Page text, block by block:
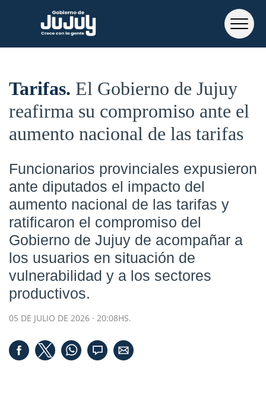
Tarifas El Gobierno de Jujuy
reafirma su compromiso ante el
aumento nacional de las tarifas
Funcionarios provinciales expusieron
ante diputados el impacto del
aumento nacional de las tarifas y
ratificaron el compromiso del
Gobierno de Jujuy de acompañar a
los usuarios en situación de
vulnerabilidad y a los sectores
productivos.
05 DE JULIO DE 2026 · 20:08HS.